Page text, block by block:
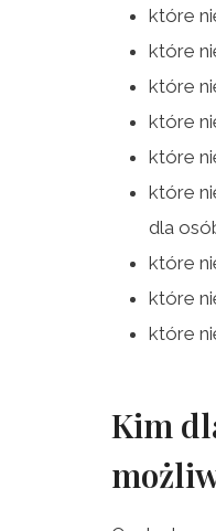
które
które
które
które
które
które
dla
które
które
które
Kim